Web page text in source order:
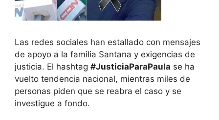
Las redes sociales han estallado con mensajes
de apoyo a la familia Santana y exigencias de
justicia. El hashtag #JusticiaParaPaula se ha
vuelto tendencia nacional, mientras miles de
personas piden que se reabra el caso y se
investigue a fondo.